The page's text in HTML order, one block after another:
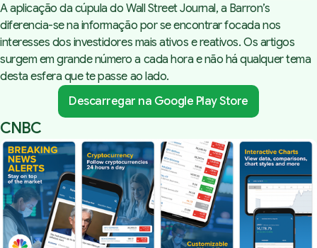
A aplicação da cúpula do Wall Street Journal, a Barron’s
diferencia-se na informação por se encontrar focada nos
interesses dos investidores mais ativos e reativos. Os artigos
surgem em grande número a cada hora e não há qualquer tema
desta esfera que te passe ao lado.
Descarregar na Google Play Store
CNBC